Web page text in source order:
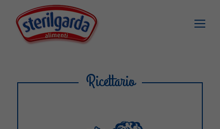
Ricettario